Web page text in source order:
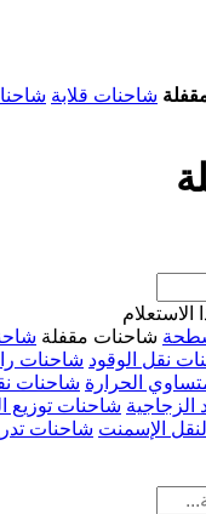
شاحنات قلابة
الاستعلام
شاحنات مقفلة
نقل الوقود شاحنات
الحرارة شاحنات
الزجاجية شاحنات توزيع
الإسمنت شاحنات